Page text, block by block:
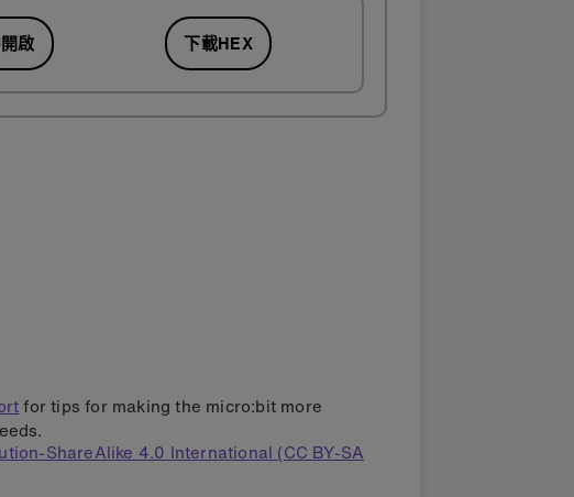
啟 下載HEX
for tips for making the micro:bit more
ShareAlike 4.0 International (CC BY-SA